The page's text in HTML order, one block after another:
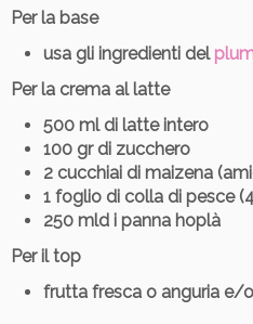
Per la base
usa gli ingredienti del
Per la crema al latte
500 ml di latte intero
100 gr di zucchero
2 cucchiai di maizena
1 foglio di colla di pesce
250 mld i panna hoplà
Per il top
frutta fresca o anguria e/